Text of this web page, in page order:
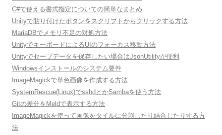
C#で使える書式指定についての簡単なまとめ
Unityで貼り付けたボタンをスクリプトからクリックする方法
MariaDBでメモリ不足の対処方法
UnityでキーボードによるUIのフォーカス移動方法
Unityでセーブデータを保存したい場合はJsonUtilityが便利
Windowsインストールのシステム要件
ImageMagickで単色画像を作成する方法
SystemRescue(Linux)でsshdとかSambaを使う方法
Gitの差分をMeldで表示する方法
ImageMagickを使って画像をタイルに分割したり結合したりする方
法